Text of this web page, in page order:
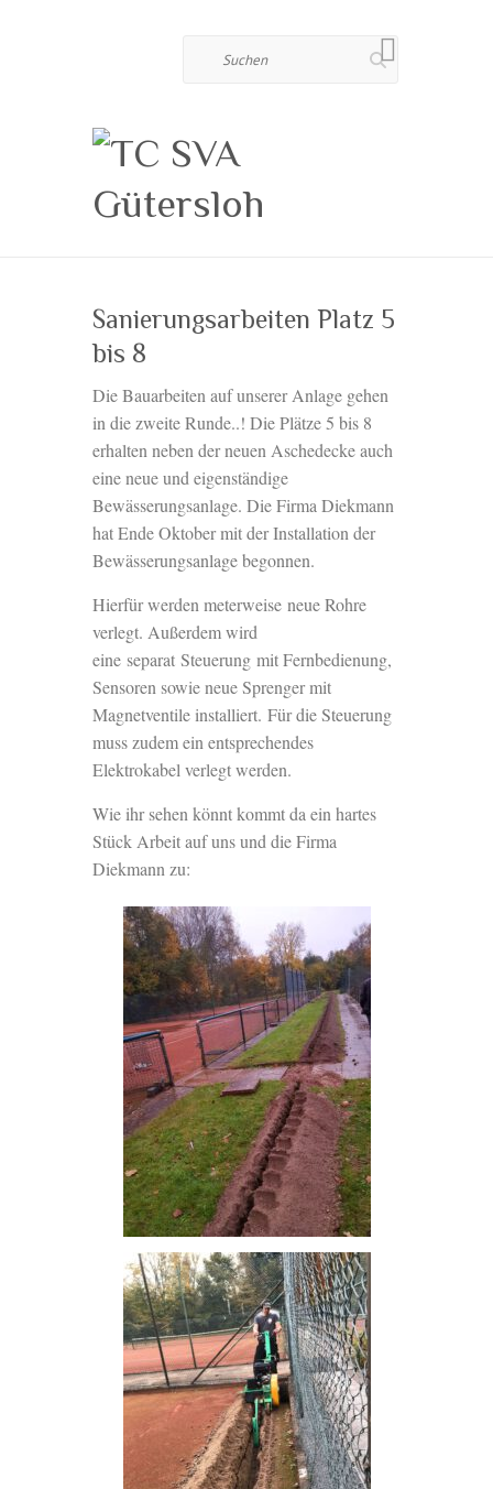
Sanierungsarbeiten Platz 5
bis 8
Die Bauarbeiten auf unserer Anlage gehen
in die zweite Runde..! Die Plätze 5 bis 8
erhalten neben der neuen Aschedecke auch
eine neue und eigenständige
Bewässerungsanlage. Die Firma Diekmann
hat Ende Oktober mit der Installation der
Bewässerungsanlage begonnen.
Hierfür werden meterweise neue Rohre
verlegt. Außerdem wird
eine separat Steuerung mit Fernbedienung,
Sensoren sowie neue Sprenger mit
Magnetventile installiert. Für die Steuerung
muss zudem ein entsprechendes
Elektrokabel verlegt werden.
Wie ihr sehen könnt kommt da ein hartes
Stück Arbeit auf uns und die Firma
Diekmann zu: